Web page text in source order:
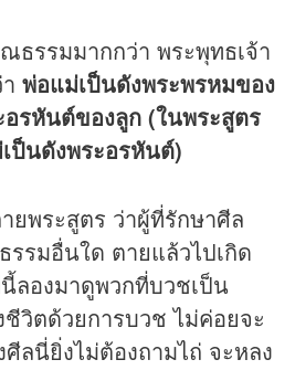
ธรรมมากกว่า พระพุทธเจ้า
พ่อแม่เป็นดังพระพรหมของ
รหันต์ของลูก (ในพระสูตร
ป็นดังพระอรหันต์)
ยพระสูตร ว่าผู้ที่รักษาศีล
รมอื่นใด ตายแล้วไปเกิด
ลองมาดูพวกที่บวชเป็น
วิตด้วยการบวช ไม่ค่อยจะ
ลนี่ยิ่งไม่ต้องถามไถ่ จะหลง